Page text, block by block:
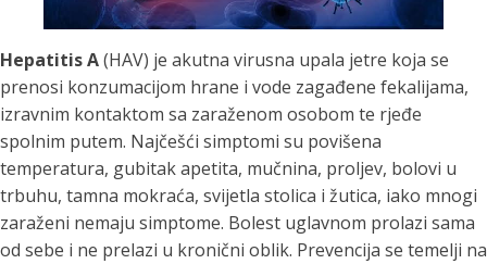
Hepatitis A(HAV) je akutna virusna upala jetre koja se
prenosi konzumacijom hrane i vode zagađene fekalijama,
izravnim kontaktom sa zaraženom osobom te rjeđe
spolnim putem. Najčešći simptomi su povišena
temperatura, gubitak apetita, mučnina, proljev, bolovi u
trbuhu, tamna mokraća, svijetla stolica i žutica, iako mnogi
zaraženi nemaju simptome. Bolest uglavnom prolazi sama
od sebe i ne prelazi u kronični oblik. Prevencija se temelji na